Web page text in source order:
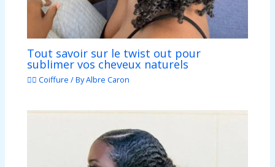
Tout savoir sur le twist out pour
sublimer vos cheveux naturels
💇‍♀️ Coiffure / ByAlbre Caron